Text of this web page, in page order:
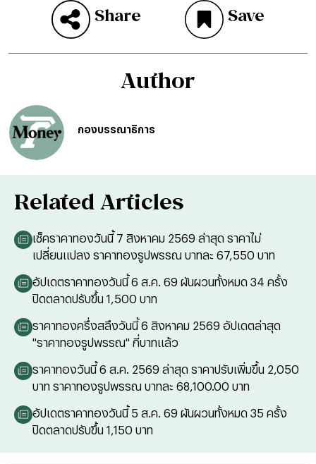
Share Save
Author
กองบรรณาธิการ
Related Articles
เช็คราคาทองวันนี้ 7 สิงหาคม 2569 ล่าสุด ราคาไม่
เปลี่ยนแปลง ราคาทองรูปพรรณ บาทละ 67,550 บาท
อัปเดตราคาทองวันนี้ 6 ส.ค. 69 ผันผวนทั้งหมด 34 ครั้ง
ปิดตลาดปรับขึ้น 1,500 บาท
ราคาทองครึ่งสลึงวันนี้ 6 สิงหาคม 2569 อัปเดตล่าสุด
"ราคาทองรูปพรรณ" กี่บาทแล้ว
ราคาทองวันนี้ 6 ส.ค. 2569 ล่าสุด ราคาปรับเพิ่มขึ้น 2,050
บาท ราคาทองรูปพรรณ บาทละ 68,100.00 บาท
อัปเดตราคาทองวันนี้ 5 ส.ค. 69 ผันผวนทั้งหมด 35 ครั้ง
ปิดตลาดปรับขึ้น 1,150 บาท